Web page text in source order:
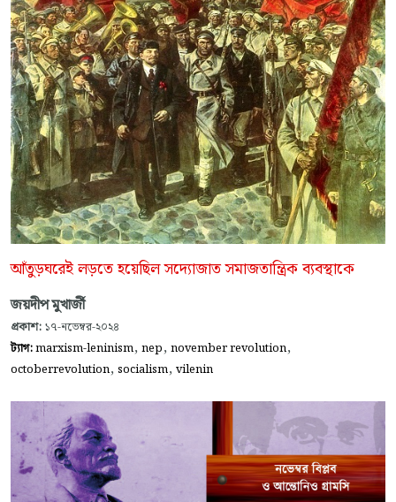
আঁতুড়ঘরেই লড়তে হয়েছিল সদ্যোজাত সমাজতান্ত্রিক ব্যবস্থাকে
জয়দীপ মুখার্জী
প্রকাশ: ১৭-নভেম্বর-২০২৪
ট্যাগ:marxism-leninism, nep, november revolution,
octoberrevolution, socialism, vilenin